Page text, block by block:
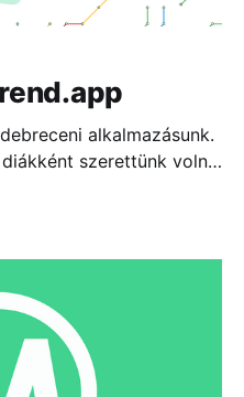
alkalmazásunk.
szerettünk volna
átláthatatlan